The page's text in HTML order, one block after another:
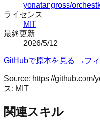
yonatangross/
ライセンス
MIT
最終更新
2026/5/12
GitHubで原本を見る → フ
Source: https://github.com/
ス: MIT
関連スキル